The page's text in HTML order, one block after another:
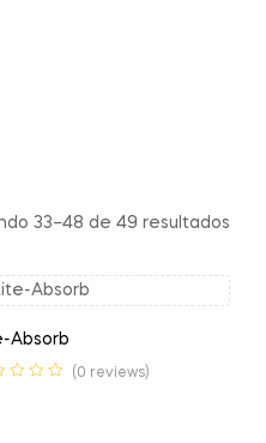
33–48 de 49 resultados
Absorb
(0 reviews)